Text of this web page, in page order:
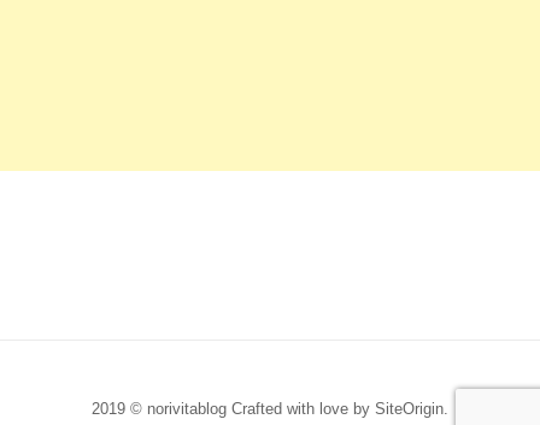
2019 © norivitablog Crafted with love by SiteOrigin.